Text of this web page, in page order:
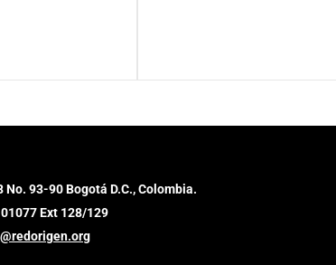
No. 93-90 Bogotá D.C., Colombia.
Ext 128/129